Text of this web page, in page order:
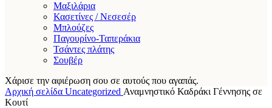
Μαξιλάρια
Κασετίνες / Νεσεσέρ
Μπλούζες
Παγουρίνο-Ταπεράκια
Τσάντες πλάτης
Σουβέρ
Χάρισε την αφιέρωση σου σε αυτούς που αγαπάς.
Αρχική σελίδα Uncategorized Αναμνηστικό Καδράκι Γέννησης σε
Κουτί